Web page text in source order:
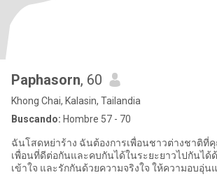
Paphasorn, 60
Khong Chai, Kalasin, Tailandia
Buscando: Hombre 57 - 70
ฉันโสดหย่าร้าง ฉันต้องการเพื่อนชาวต่างชาติที่
เพื่อนที่ดีต่อกันและคบกันได้ในระยะยาวไปกันได้
เข้าใจ และรักกันด้วยความจริงใจ ให้ความอบอุ่น